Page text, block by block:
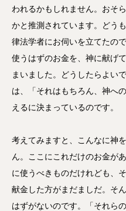
われるかもしれません。おそ
かと推測されています。どう
律法学者にお伺いを立てたの
使うはずのお金を、神に献げ
まいました。どうしたらよい
は、「それはもちろん、神へ
えるに決まっているのです。
考えてみますと、こんなに神
ん。ここにこれだけのお金が
に使うべきものだけれども、
献金した方がまだましだ。そ
はずがないのです。「それら